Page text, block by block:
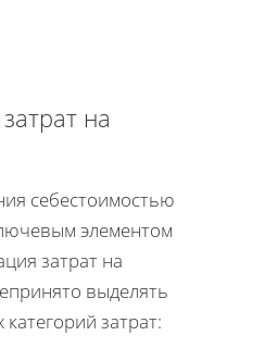
на
себестоимостью
элементом
затрат на
выделять
затрат: